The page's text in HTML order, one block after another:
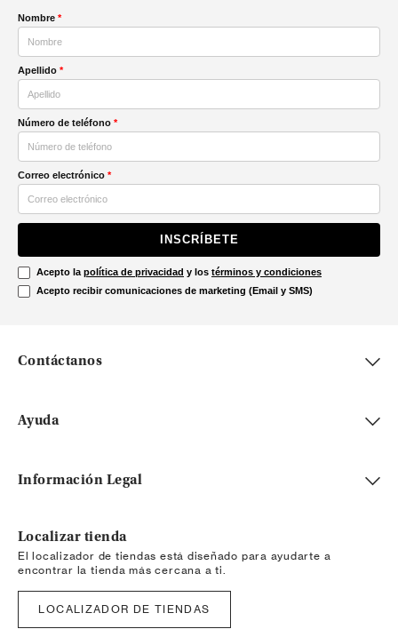
Nombre *
Apellido *
Número de teléfono *
Correo electrónico *
INSCRÍBETE
Acepto la política de privacidad y los términos y condiciones
Acepto recibir comunicaciones de marketing (Email y SMS)
Contáctanos
Ayuda
Información Legal
Localizar tienda
El localizador de tiendas está diseñado para ayudarte a
encontrar la tienda más cercana a ti.
LOCALIZADOR DE TIENDAS